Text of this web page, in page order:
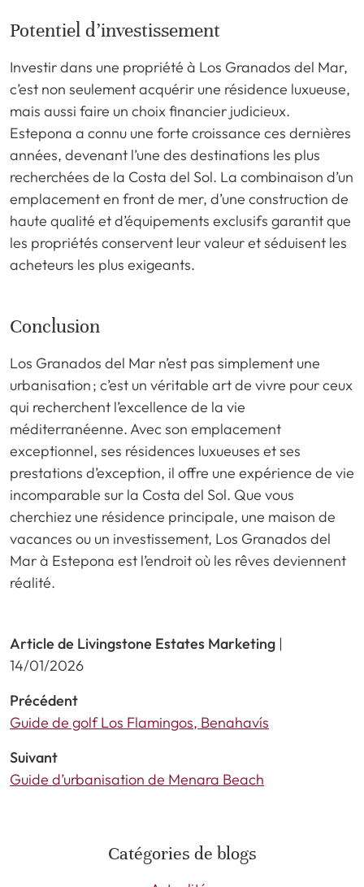
Potentiel d’investissement
Investir dans une propriété à Los Granados del Mar,
c’est non seulement acquérir une résidence luxueuse,
mais aussi faire un choix financier judicieux.
Estepona a connu une forte croissance ces dernières
années, devenant l’une des destinations les plus
recherchées de la Costa del Sol. La combinaison d’un
emplacement en front de mer, d’une construction de
haute qualité et d’équipements exclusifs garantit que
les propriétés conservent leur valeur et séduisent les
acheteurs les plus exigeants.
Conclusion
Los Granados del Mar n’est pas simplement une
urbanisation ; c’est un véritable art de vivre pour ceux
qui recherchent l’excellence de la vie
méditerranéenne. Avec son emplacement
exceptionnel, ses résidences luxueuses et ses
prestations d’exception, il offre une expérience de vie
incomparable sur la Costa del Sol. Que vous
cherchiez une résidence principale, une maison de
vacances ou un investissement, Los Granados del
Mar à Estepona est l’endroit où les rêves deviennent
réalité.
Article de Livingstone Estates Marketing |
14/01/2026
Précédent
Guide de golf Los Flamingos, Benahavís
Suivant
Guide d’urbanisation de Menara Beach
Catégories de blogs